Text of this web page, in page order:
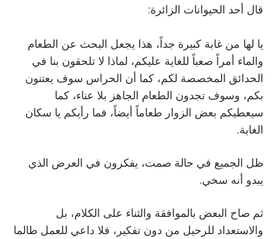
قال أحد الحيوانات الزائرة:
يا لها من غابة كبيرة جداً، هذا يجعل البحث عن الطعام
والماء أمراً صعباً للغاية عليكم، لماذا لا تلحقون بنا في
الحدائق المخصصة لكم، كما أن الحراس سوف يعتنون
بكم، وسوف تجدون الطعام الجاهز بلا عناء، كما
سيعطيكم بعض الزوار طعاماً أيضاً، فما رأيكم يا سكان
الغابة.
ظل الجميع في حالة صمت، يفكرون في العرض الذي
يبدو أنه سخي.
ثم صاح البعض بالموافقة والثناء على الكلام، بل
والاستعداد للرحيل من دون تفكير، فلا داعي للعمل طالما